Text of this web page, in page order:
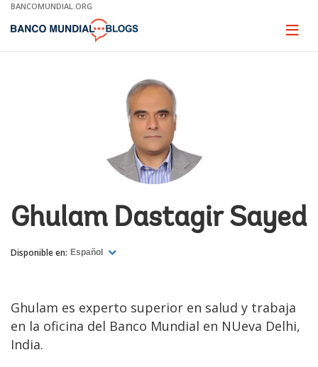
Skip
Main
BANCOMUNDIAL.ORG
Page
Ghulam Dastagir Sayed
Disponible en: Español
Ghulam es experto superior en salud y trabaja
en la oficina del Banco Mundial en NUeva Delhi,
India.